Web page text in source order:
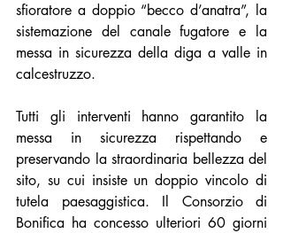
sfioratore a doppio “becco d’anatra”, la
sistemazione del canale fugatore e la
messa in sicurezza della diga a valle in
calcestruzzo.
Tutti gli interventi hanno garantito la
messa in sicurezza rispettando e
preservando la straordinaria bellezza del
sito, su cui insiste un doppio vincolo di
tutela paesaggistica. Il Consorzio di
Bonifica ha concesso ulteriori 60 giorni